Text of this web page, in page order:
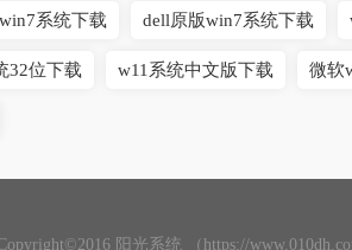
win7系统下载 dell原版win7系统下载
32位下载 w11系统中文版下载 微软
阳光系统 （https://